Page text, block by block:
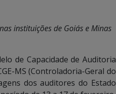
instituições de Goiás e Minas
de Capacidade de Auditoria
MS (Controladoria-Geral do
dos auditores do Estado